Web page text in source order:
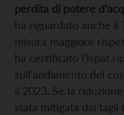
perdita di potere
ha riguardato anche il
misura maggiore
ha certificato l’Ispat
sull’andamento del
il 2023. Se la
stata mitigata dai tagli